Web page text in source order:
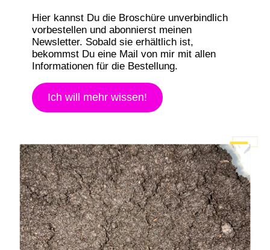
Hier kannst Du die Broschüre unverbindlich
vorbestellen und abonnierst meinen
Newsletter. Sobald sie erhältlich ist,
bekommst Du eine Mail von mir mit allen
Informationen für die Bestellung.
Ich will mehr wissen!